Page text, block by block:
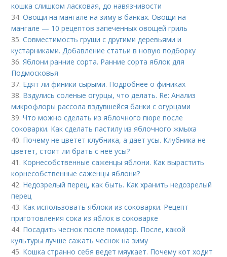
кошка слишком ласковая, до навязчивости
34.Овощи на мангале на зиму в банках. Овощи на
мангале — 10 рецептов запеченных овощей гриль
35.Совместимость груши с другими деревьями и
кустарниками. Добавление статьи в новую подборку
36.Яблони ранние сорта. Ранние сорта яблок для
Подмосковья
37. Едят ли финики сырыми. Подробнее о финиках
38. Вздулись соленые огурцы, что делать. Re: Анализ
микрофлоры рассола вздувшейся банки с огурцами
39.Что можно сделать из яблочного пюре после
соковарки. Как сделать пастилу из яблочного жмыха
40. Почему не цветет клубника, а дает усы. Клубника не
цветет, стоит ли брать с неё усы?
41. Корнесобственные саженцы яблони. Как вырастить
корнесобственные саженцы яблони?
42. Недозрелый перец, как быть. Как хранить недозрелый
перец
43. Как использовать яблоки из соковарки. Рецепт
приготовления сока из яблок в соковарке
44. Посадить чеснок после помидор. После, какой
культуры лучше сажать чеснок на зиму
45. Кошка странно себя ведет мяукает. Почему кот ходит